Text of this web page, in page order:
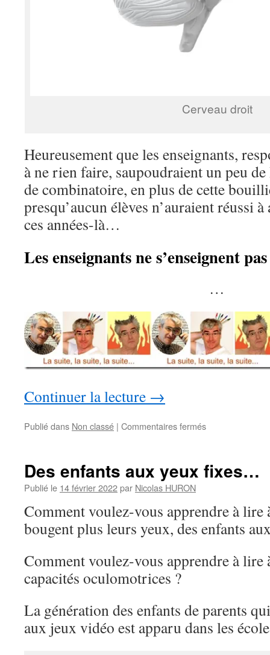
Cerveau droit
Heureusement que les enseignants,
à ne rien faire, saupoudraient un peu
de combinatoire, en plus de cette
presqu’aucun élèves n’auraient réussi
ces années-là…
Les enseignants ne s’enseignent
…
Continuer la lecture →
Publié dans Non classé | Commentaires ferméssur
embrouillent
le
vos
enfants
Des enfants aux yeux fixes…
Publié le 14 février 2022par Nicolas HURON
Comment voulez-vous apprendre à lire
bougent plus leurs yeux, des enfants
Comment voulez-vous apprendre à lire
capacités oculomotrices ?
La génération des enfants de parents
aux jeux vidéo est apparu dans les